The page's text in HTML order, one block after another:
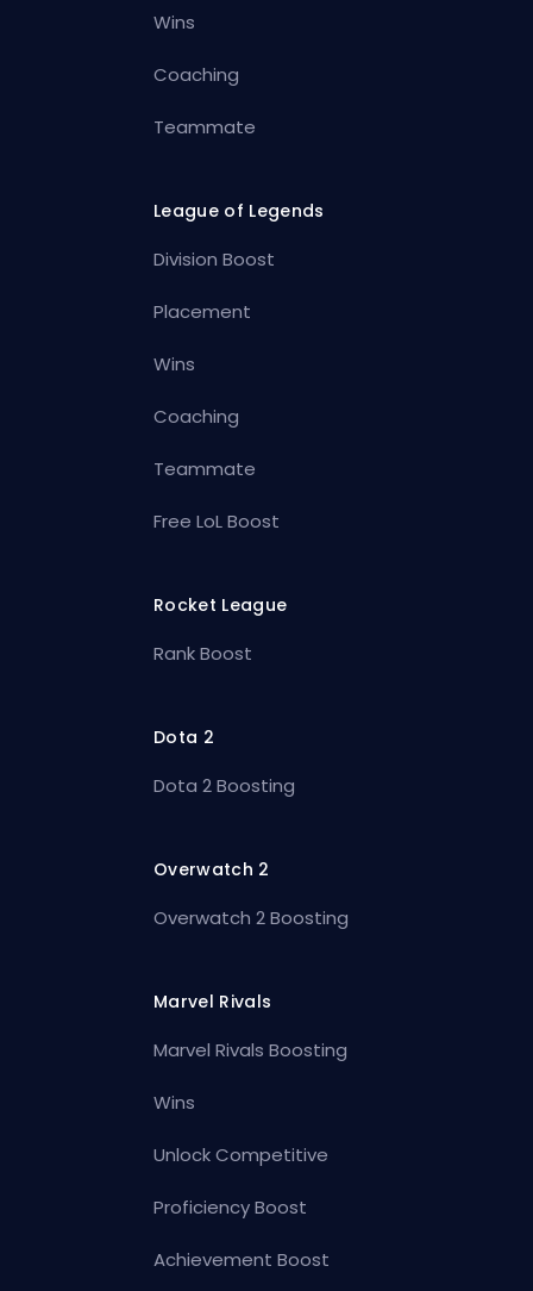
Wins
Coaching
Teammate
League of Legends
Division Boost
Placement
Wins
Coaching
Teammate
Free LoL Boost
Rocket League
Rank Boost
Dota 2
Dota 2 Boosting
Overwatch 2
Overwatch 2 Boosting
Marvel Rivals
Marvel Rivals Boosting
Wins
Unlock Competitive
Proficiency Boost
Achievement Boost